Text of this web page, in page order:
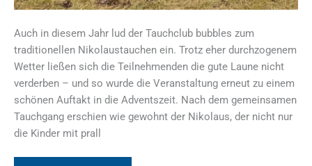
Auch in diesem Jahr lud der Tauchclub bubbles zum
traditionellen Nikolaustauchen ein. Trotz eher durchzogenem
Wetter ließen sich die Teilnehmenden die gute Laune nicht
verderben – und so wurde die Veranstaltung erneut zu einem
schönen Auftakt in die Adventszeit. Nach dem gemeinsamen
Tauchgang erschien wie gewohnt der Nikolaus, der nicht nur
die Kinder mit prall